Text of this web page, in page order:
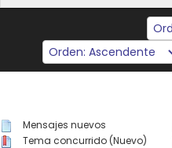
Mensajes nuevos
Tema concurrido (Nuevo)